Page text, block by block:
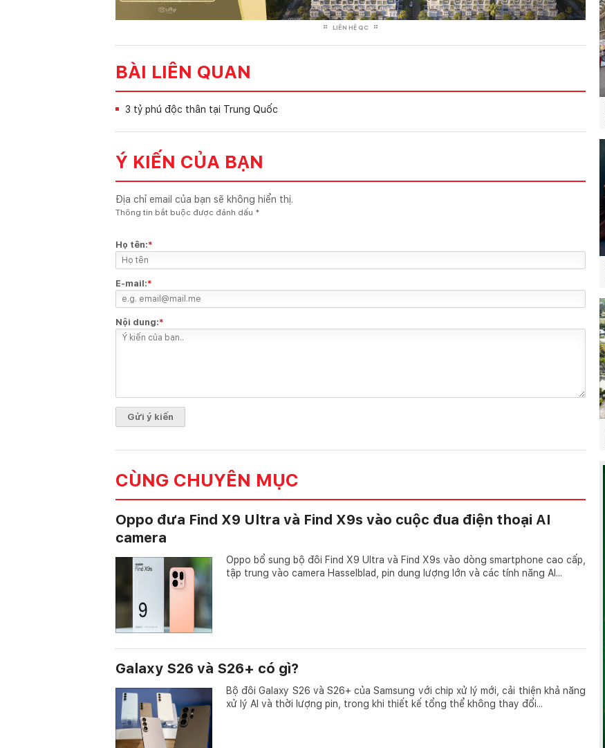
LIÊN HỆ QC
BÀI LIÊN QUAN
3 tỷ phú độc thân tại Trung Quốc
Ý KIẾN CỦA BẠN
Địa chỉ email của bạn sẽ không hiển thị.
Thông tin bắt buộc được đánh dấu *
Họ tên:*
E-mail:*
Nội dung:*
CÙNG CHUYÊN MỤC
Oppo đưa Find X9 Ultra và Find X9s vào cuộc đua điện thoại AI
camera
Oppo bổ sung bộ đôi Find X9 Ultra và Find X9s vào dòng smartphone cao cấp,
tập trung vào camera Hasselblad, pin dung lượng lớn và các tính năng AI...
Galaxy S26 và S26+ có gì?
Bộ đôi Galaxy S26 và S26+ của Samsung với chip xử lý mới, cải thiện khả năng
xử lý AI và thời lượng pin, trong khi thiết kế tổng thể không thay đổi...